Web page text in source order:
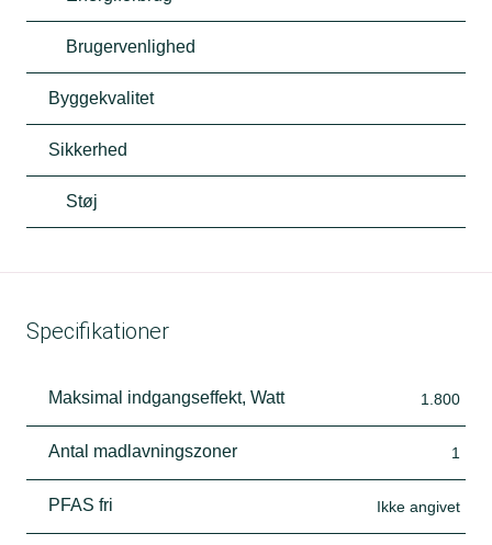
Brugervenlighed
Byggekvalitet
Sikkerhed
Støj
Specifikationer
Maksimal indgangseffekt, Watt 1.800
Antal madlavningszoner 1
PFAS fri Ikke angivet